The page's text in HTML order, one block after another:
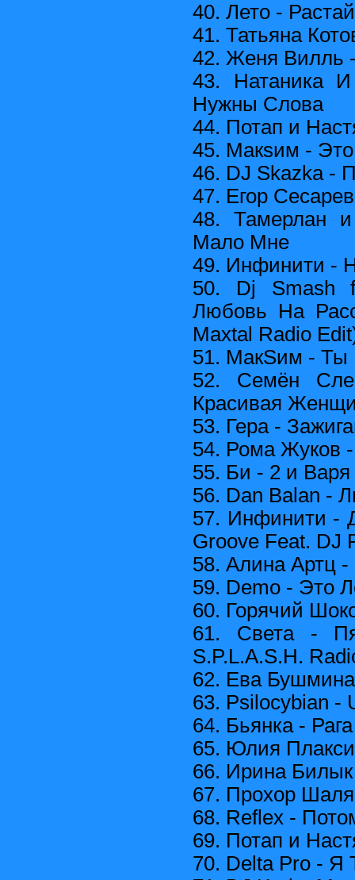
40. Лето - Растай
41. Татьяна
42. Женя Вилль
43. Натаника
Нужны Слова
44. Потап и
45. Макsим -
46. DJ Skazka -
47. Егор
48. Тамерлан
Мало Мне
49. Инфинити -
50. Dj Smash
Любовь На
Maxtal Radio
51. МакSим - Ты
52. Семён
Красивая
53. Гера -
54. Рома Жуков
55. Би - 2 и
56. Dan Balan -
57. Инфинити -
Groove Feat. DJ
58. Алина Артц -
59. Demo - Это
60. Горячий
61. Света -
S.P.L.A.S.H.
62. Ева
63. Psilocybian -
64. Бьянка - Рага
65. Юлия
66. Ирина
67. Прохор
68. Reflex -
69. Потап и
70. Delta Pro -